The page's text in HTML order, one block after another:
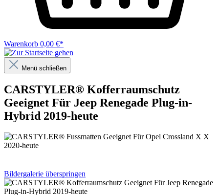
Warenkorb 0,00 €*
Menü schließen
CARSTYLER® Kofferraumschutz
Geeignet Für Jeep Renegade Plug-in-
Hybrid 2019-heute
Bildergalerie überspringen